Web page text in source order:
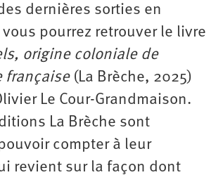
dernières sorties en
pourrez retrouver le livre
origine coloniale de
française(La Brèche, 2025)
Le Cour-Grandmaison.
La Brèche sont
compter à leur
revient sur la façon dont